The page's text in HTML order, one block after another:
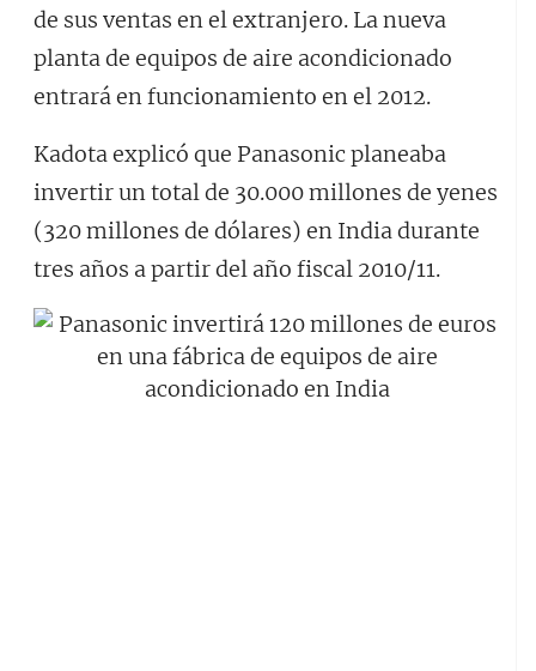
de sus ventas en el extranjero. La nueva
planta de equipos de aire acondicionado
entrará en funcionamiento en el 2012.
Kadota explicó que Panasonic planeaba
invertir un total de 30.000 millones de yenes
(320 millones de dólares) en India durante
tres años a partir del año fiscal 2010/11.